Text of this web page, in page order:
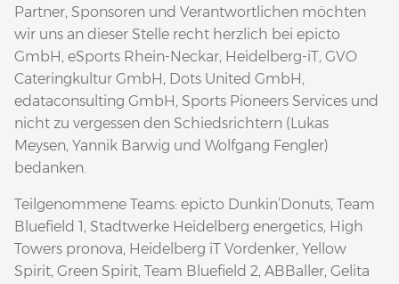
Partner, Sponsoren und Verantwortlichen möchten
wir uns an dieser Stelle recht herzlich bei epicto
GmbH, eSports Rhein-Neckar, Heidelberg-iT, GVO
Cateringkultur GmbH, Dots United GmbH,
edataconsulting GmbH, Sports Pioneers Services und
nicht zu vergessen den Schiedsrichtern (Lukas
Meysen, Yannik Barwig und Wolfgang Fengler)
bedanken.
Teilgenommene Teams: epicto Dunkin’Donuts, Team
Bluefield 1, Stadtwerke Heidelberg energetics, High
Towers pronova, Heidelberg iT Vordenker, Yellow
Spirit, Green Spirit, Team Bluefield 2, ABBaller, Gelita